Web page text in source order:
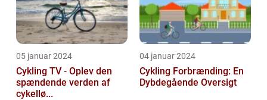
05 januar 2024
Cykling TV - Oplev den
spændende verden af
cykellø...
04 januar 2024
Cykling Forbrænding: En
Dybdegående Oversigt